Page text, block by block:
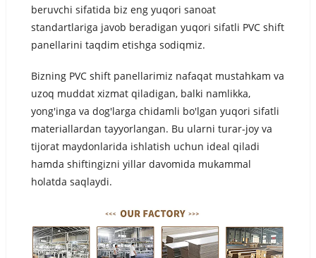
beruvchi sifatida biz eng yuqori sanoat
standartlariga javob beradigan yuqori sifatli PVC shift
panellarini taqdim etishga sodiqmiz.
Bizning PVC shift panellarimiz nafaqat mustahkam va
uzoq muddat xizmat qiladigan, balki namlikka,
yong'inga va dog'larga chidamli bo'lgan yuqori sifatli
materiallardan tayyorlangan. Bu ularni turar-joy va
tijorat maydonlarida ishlatish uchun ideal qiladi
hamda shiftingizni yillar davomida mukammal
holatda saqlaydi.